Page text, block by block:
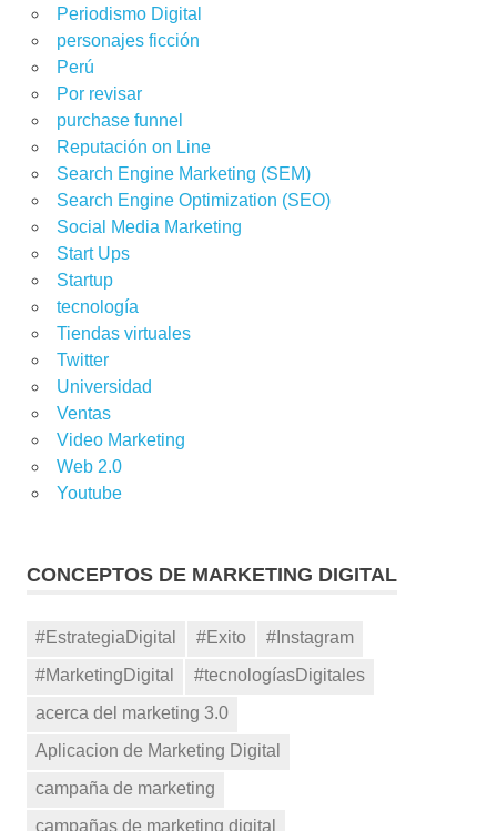
Periodismo Digital
personajes ficción
Perú
Por revisar
purchase funnel
Reputación on Line
Search Engine Marketing (SEM)
Search Engine Optimization (SEO)
Social Media Marketing
Start Ups
Startup
tecnología
Tiendas virtuales
Twitter
Universidad
Ventas
Video Marketing
Web 2.0
Youtube
CONCEPTOS DE MARKETING DIGITAL
#EstrategiaDigital #Exito
#Instagram
#MarketingDigital
#tecnologíasDigitales
acerca del marketing 3.0
Aplicacion de Marketing Digital
campaña de marketing
campañas de marketing digital